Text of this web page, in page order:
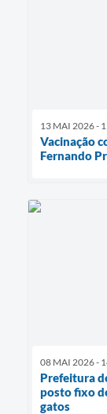
13 MAI 2026 -
Vacinação
Fernando
08 MAI 2026 -
Prefeitura
posto fixo
gatos